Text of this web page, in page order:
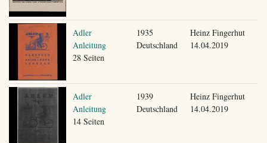
Adler
Anleitung
28 Seiten
1935
Deutschland
Heinz Fingerhut
14.04.2019
Adler
Anleitung
14 Seiten
1939
Deutschland
Heinz Fingerhut
14.04.2019